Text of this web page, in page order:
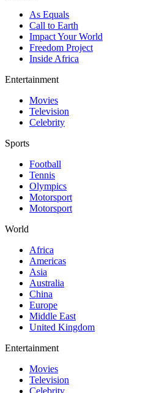
As Equals
Call to Earth
Impact Your World
Freedom Project
Inside Africa
Entertainment
Movies
Television
Celebrity
Sports
Football
Tennis
Olympics
Motorsport
Motorsport
World
Africa
Americas
Asia
Australia
China
Europe
Middle East
United Kingdom
Entertainment
Movies
Television